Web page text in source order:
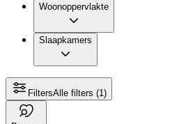
Woonoppervlakte
Slaapkamers
FiltersAlle filters (1)